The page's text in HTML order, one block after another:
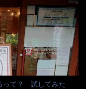
って？ 試してみた